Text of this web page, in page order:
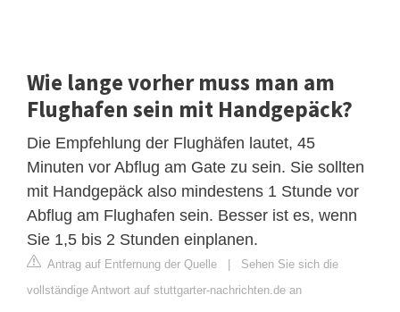
Wie lange vorher muss man am
Flughafen sein mit Handgepäck?
Die Empfehlung der Flughäfen lautet, 45
Minuten vor Abflug am Gate zu sein. Sie sollten
mit Handgepäck also mindestens 1 Stunde vor
Abflug am Flughafen sein. Besser ist es, wenn
Sie 1,5 bis 2 Stunden einplanen.
Antrag auf Entfernung der Quelle | Sehen Sie sich die
vollständige Antwort auf stuttgarter-nachrichten.de an